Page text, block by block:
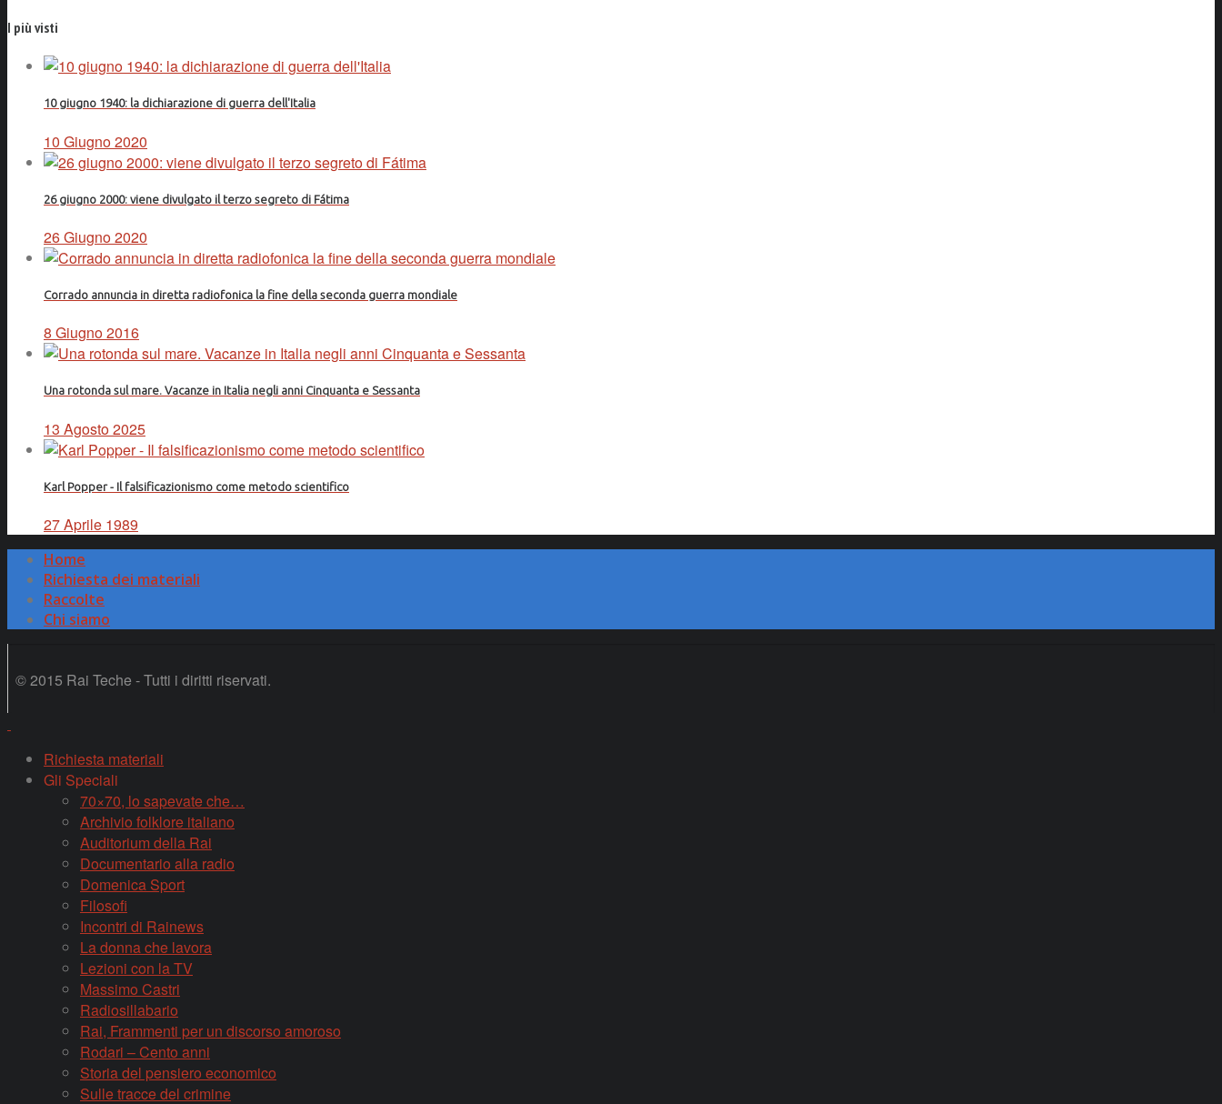
I più visti
10 giugno 1940: la dichiarazione di guerra dell'Italia
10 Giugno 2020
26 giugno 2000: viene divulgato il terzo segreto di Fátima
26 Giugno 2020
Corrado annuncia in diretta radiofonica la fine della seconda guerra mondiale
8 Giugno 2016
Una rotonda sul mare. Vacanze in Italia negli anni Cinquanta e Sessanta
13 Agosto 2025
Karl Popper - Il falsificazionismo come metodo scientifico
27 Aprile 1989
Home
Richiesta dei materiali
Raccolte
Chi siamo
© 2015 Rai Teche - Tutti i diritti riservati.
Richiesta materiali
Gli Speciali
70×70, lo sapevate che…
Archivio folklore italiano
Auditorium della Rai
Documentario alla radio
Domenica Sport
Filosofi
Incontri di Rainews
La donna che lavora
Lezioni con la TV
Massimo Castri
Radiosillabario
Rai, Frammenti per un discorso amoroso
Rodari – Cento anni
Storia del pensiero economico
Sulle tracce del crimine